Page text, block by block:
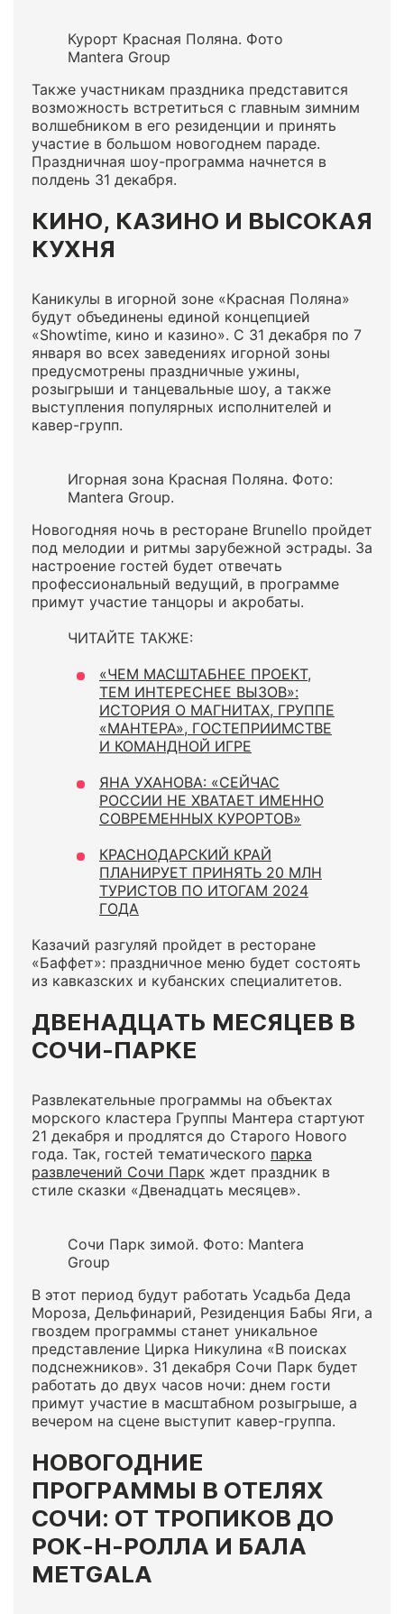
Курорт Красная Поляна. Фото
Mantera Group
Также участникам праздника представится
возможность встретиться с главным зимним
волшебником в его резиденции и принять
участие в большом новогоднем параде.
Праздничная шоу-программа начнется в
полдень 31 декабря.
КИНО, КАЗИНО И ВЫСОКАЯ
КУХНЯ
Каникулы в игорной зоне «Красная Поляна»
будут объединены единой концепцией
«Showtime, кино и казино». С 31 декабря по 7
января во всех заведениях игорной зоны
предусмотрены праздничные ужины,
розыгрыши и танцевальные шоу, а также
выступления популярных исполнителей и
кавер-групп.
Игорная зона Красная Поляна. Фото:
Mantera Group.
Новогодняя ночь в ресторане Brunello пройдет
под мелодии и ритмы зарубежной эстрады. За
настроение гостей будет отвечать
профессиональный ведущий, в программе
примут участие танцоры и акробаты.
ЧИТАЙТЕ ТАКЖЕ:
«ЧЕМ МАСШТАБНЕЕ ПРОЕКТ,
ТЕМ ИНТЕРЕСНЕЕ ВЫЗОВ»:
ИСТОРИЯ О МАГНИТАХ, ГРУППЕ
«МАНТЕРА», ГОСТЕПРИИМСТВЕ
И КОМАНДНОЙ ИГРЕ
ЯНА УХАНОВА: «СЕЙЧАС
РОССИИ НЕ ХВАТАЕТ ИМЕННО
СОВРЕМЕННЫХ КУРОРТОВ»
КРАСНОДАРСКИЙ КРАЙ
ПЛАНИРУЕТ ПРИНЯТЬ 20 МЛН
ТУРИСТОВ ПО ИТОГАМ 2024
ГОДА
Казачий разгуляй пройдет в ресторане
«Баффет»: праздничное меню будет состоять
из кавказских и кубанских специалитетов.
ДВЕНАДЦАТЬ МЕСЯЦЕВ В
СОЧИ-ПАРКЕ
Развлекательные программы на объектах
морского кластера Группы Мантера стартуют
21 декабря и продлятся до Старого Нового
года. Так, гостей тематического парка
развлечений Сочи Парк ждет праздник в
стиле сказки «Двенадцать месяцев».
Сочи Парк зимой. Фото: Mantera
Group
В этот период будут работать Усадьба Деда
Мороза, Дельфинарий, Резиденция Бабы Яги, а
гвоздем программы станет уникальное
представление Цирка Никулина «В поисках
подснежников». 31 декабря Сочи Парк будет
работать до двух часов ночи: днем гости
примут участие в масштабном розыгрыше, а
вечером на сцене выступит кавер-группа.
НОВОГОДНИЕ
ПРОГРАММЫ В ОТЕЛЯХ
СОЧИ: ОТ ТРОПИКОВ ДО
РОК-Н-РОЛЛА И БАЛА
METGALA